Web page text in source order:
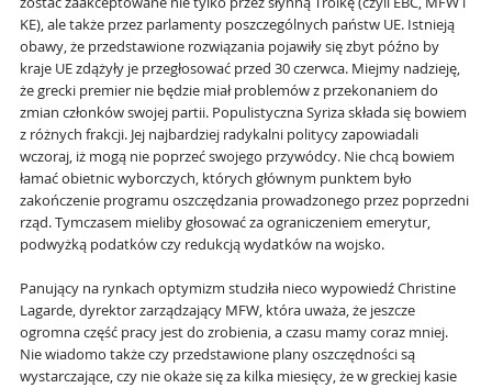
KE), ale także przez parlamenty poszczególnych państw UE. Istnieją
obawy, że przedstawione rozwiązania pojawiły się zbyt późno by
kraje UE zdążyły je przegłosować przed 30 czerwca. Miejmy nadzieję,
że grecki premier nie będzie miał problemów z przekonaniem do
zmian członków swojej partii. Populistyczna Syriza składa się bowiem
z różnych frakcji. Jej najbardziej radykalni politycy zapowiadali
wczoraj, iż mogą nie poprzeć swojego przywódcy. Nie chcą bowiem
łamać obietnic wyborczych, których głównym punktem było
zakończenie programu oszczędzania prowadzonego przez poprzedni
rząd. Tymczasem mieliby głosować za ograniczeniem emerytur,
podwyżką podatków czy redukcją wydatków na wojsko.
Panujący na rynkach optymizm studziła nieco wypowiedź Christine
Lagarde, dyrektor zarządzający MFW, która uważa, że jeszcze
ogromna część pracy jest do zrobienia, a czasu mamy coraz mniej.
Nie wiadomo także czy przedstawione plany oszczędności są
wystarczające, czy nie okaże się za kilka miesięcy, że w greckiej kasie